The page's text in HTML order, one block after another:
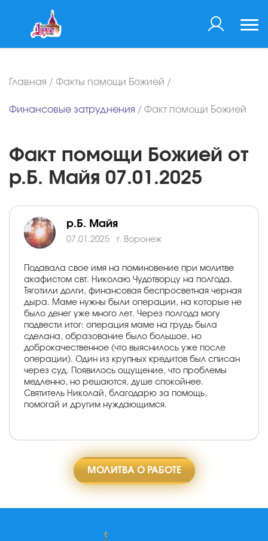
Главная / Факты помощи Божией /
Финансовые затруднения / Факт помощи Божией
Факт помощи Божией от
р.Б. Майя 07.01.2025
р.Б. Майя
07.01.2025 г. Воронеж
Подавала свое имя на поминовение при молитве
акафистом свт. Николаю Чудотворцу на полгода.
Тяготили долги, финансовая беспросветная черная
дыра. Маме нужны были операции, на которые не
было денег уже много лет. Через полгода могу
подвести итог: операция маме на грудь была
сделана, образование было большое, но
доброкачественное (что выяснилось уже после
операции). Один из крупных кредитов был списан
через суд. Появилось ощущение, что проблемы
медленно, но решаются, душе спокойнее.
Святитель Николай, благодарю за помощь,
помогай и другим нуждающимся.
МОЛИТВА О РАБОТЕ